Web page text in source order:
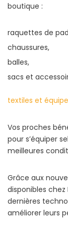
boutique :
raquettes de
chaussures,
balles,
sacs et
textiles et
Vos proches
pour s’équiper
meilleures
Grâce aux
disponibles
dernières
améliorer leurs